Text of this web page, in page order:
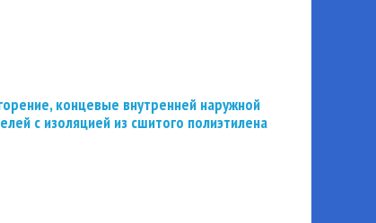
концевые внутренней наружной
с изоляцией из сшитого полиэтилена